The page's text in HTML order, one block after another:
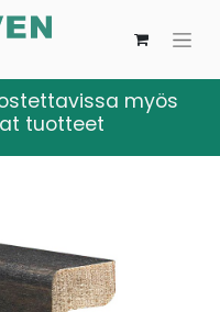
myös
tuotteet